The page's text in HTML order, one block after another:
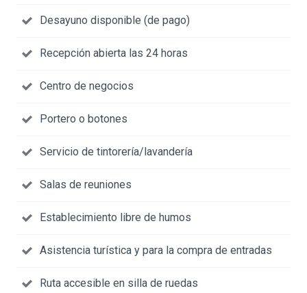
Desayuno disponible (de pago)
Recepción abierta las 24 horas
Centro de negocios
Portero o botones
Servicio de tintorería/lavandería
Salas de reuniones
Establecimiento libre de humos
Asistencia turística y para la compra de entradas
Ruta accesible en silla de ruedas